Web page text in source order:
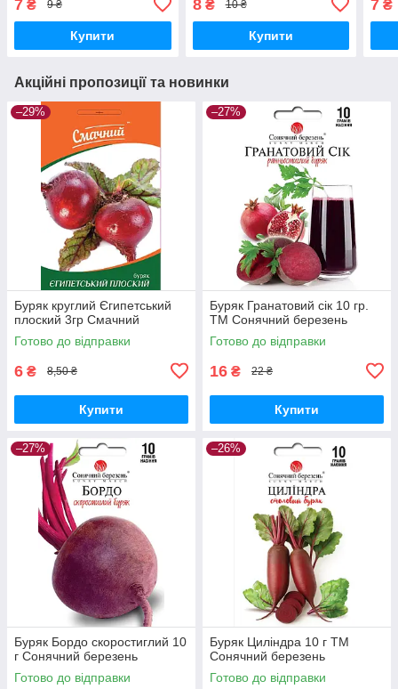
7 ₴ 9 ₴
Купити
8₴ 10 ₴
Купити
7 ₴
Акційні пропозиції та новинки
–29%
Буряк круглий Єгипетський
плоский 3гр Смачний
Готово до відправки
6 ₴ 8,50 ₴
Купити
–27%
Буряк Гранатовий сік 10 гр.
ТМ Сонячний березень
Готово до відправки
16 ₴ 22 ₴
Купити
–27%
Буряк Бордо скоростиглий 10
г Сонячний березень
Готово до відправки
–26%
Буряк Циліндра 10 г ТМ
Сонячний березень
Готово до відправки